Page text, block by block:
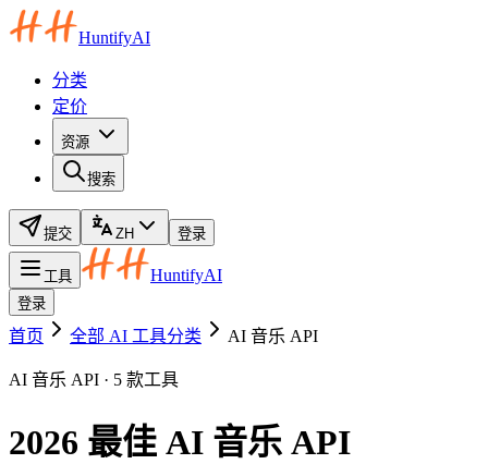
HuntifyAI
分类
定价
资源
搜索
提交 ZH 登录
工具 HuntifyAI
登录
首页 全部 AI 工具分类 AI 音乐 API
AI 音乐 API · 5 款工具
2026 最佳 AI 音乐 API